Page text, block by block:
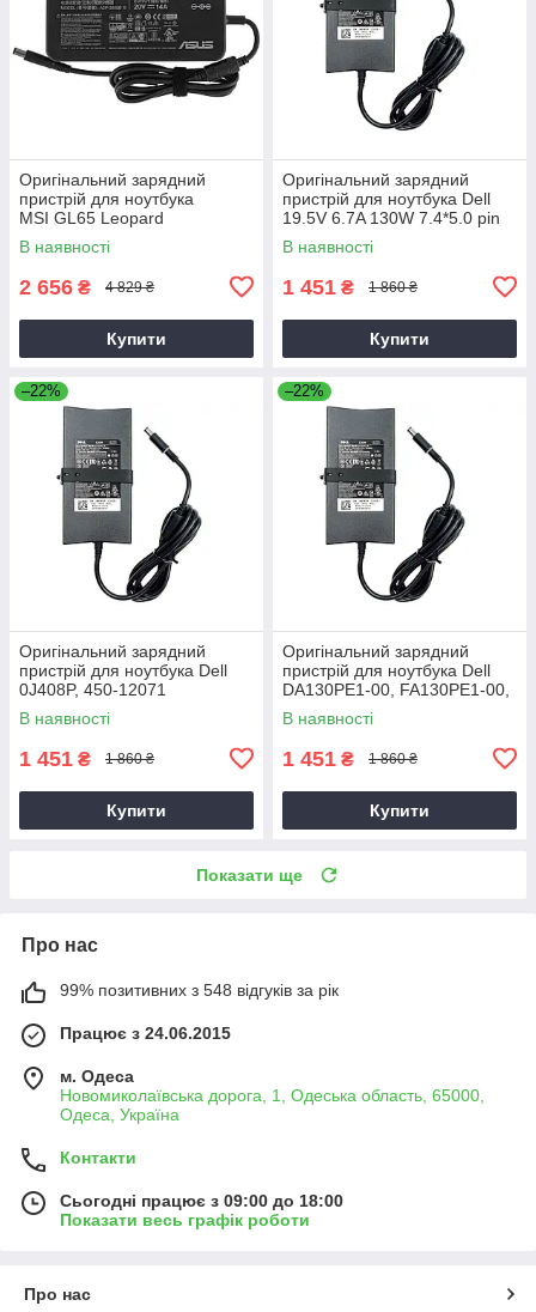
Оригінальний зарядний
пристрій для ноутбука
MSI GL65 Leopard
В наявності
2 656 ₴ 4 829 ₴
Купити
Оригінальний зарядний
пристрій для ноутбука Dell
19.5V 6.7A 130W 7.4*5.0 pin
Slim (PA-4E)
В наявності
1 451 ₴ 1 860 ₴
Купити
–22%
Оригінальний зарядний
пристрій для ноутбука Dell
0J408P, 450-12071
В наявності
1 451 ₴ 1 860 ₴
Купити
–22%
Оригінальний зарядний
пристрій для ноутбука Dell
DA130PE1-00, FA130PE1-00,
HA130PM160
В наявності
1 451 ₴ 1 860 ₴
Купити
Показати ще
Про нас
99% позитивних з 548 відгуків за рік
Працює з 24.06.2015
м. Одеса
Новомиколаївська дорога, 1, Одеська область, 65000,
Одеса, Україна
Контакти
Сьогодні працює з 09:00 до 18:00
Показати весь графік роботи
Про нас